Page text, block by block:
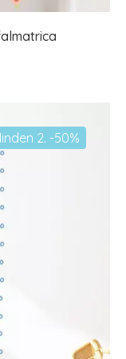
2. -50%